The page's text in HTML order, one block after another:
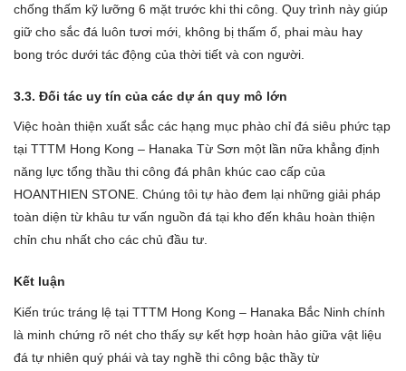
chống thấm kỹ lưỡng 6 mặt trước khi thi công. Quy trình này giúp
giữ cho sắc đá luôn tươi mới, không bị thấm ố, phai màu hay
bong tróc dưới tác động của thời tiết và con người.
3.3. Đối tác uy tín của các dự án quy mô lớn
Việc hoàn thiện xuất sắc các hạng mục phào chỉ đá siêu phức tạp
tại TTTM Hong Kong – Hanaka Từ Sơn một lần nữa khẳng định
năng lực tổng thầu thi công đá phân khúc cao cấp của
HOANTHIEN STONE. Chúng tôi tự hào đem lại những giải pháp
toàn diện từ khâu tư vấn nguồn đá tại kho đến khâu hoàn thiện
chỉn chu nhất cho các chủ đầu tư.
Kết luận
Kiến trúc tráng lệ tại TTTM Hong Kong – Hanaka Bắc Ninh chính
là minh chứng rõ nét cho thấy sự kết hợp hoàn hảo giữa vật liệu
đá tự nhiên quý phái và tay nghề thi công bậc thầy từ